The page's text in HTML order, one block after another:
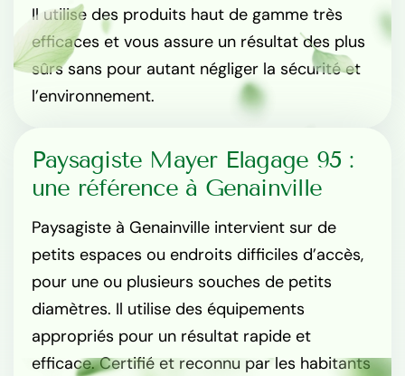
Il utilise des produits haut de gamme très
efficaces et vous assure un résultat des plus
sûrs sans pour autant négliger la sécurité et
l’environnement.
Paysagiste Mayer Elagage 95 :
une référence à Genainville
Paysagiste à Genainville intervient sur de
petits espaces ou endroits difficiles d’accès,
pour une ou plusieurs souches de petits
diamètres. Il utilise des équipements
appropriés pour un résultat rapide et
efficace. Certifié et reconnu par les habitants